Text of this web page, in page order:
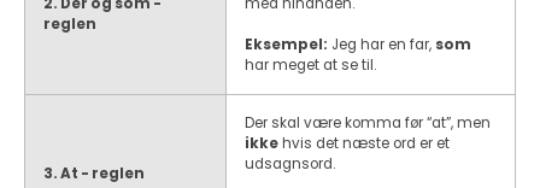
reglen
Eksempel: Jeg har en far, som
har meget at se til.
3. At - reglen
Der skal være komma før “at”, men
ikkehvis det næste ord er et
udsagnsord.